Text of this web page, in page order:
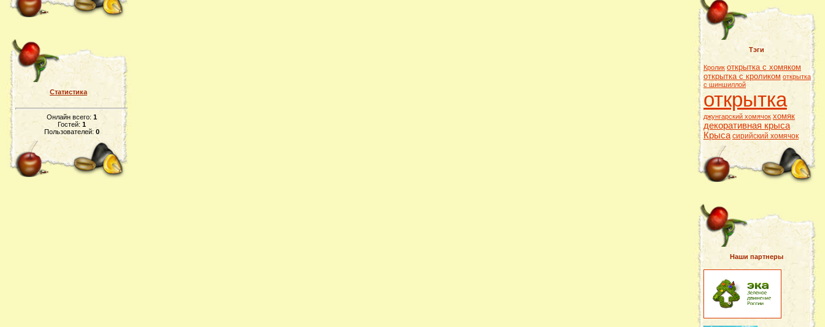
Статистика
Онлайн всего: 1
Гостей: 1
Пользователей: 0
Тэги
Кролик открытка с хомяком
открытка с кроликом открытка
с шиншиллой
открытка
джунгарский хомячок хомяк
декоративная крыса
Крыса сирийский хомячок
Наши партнеры